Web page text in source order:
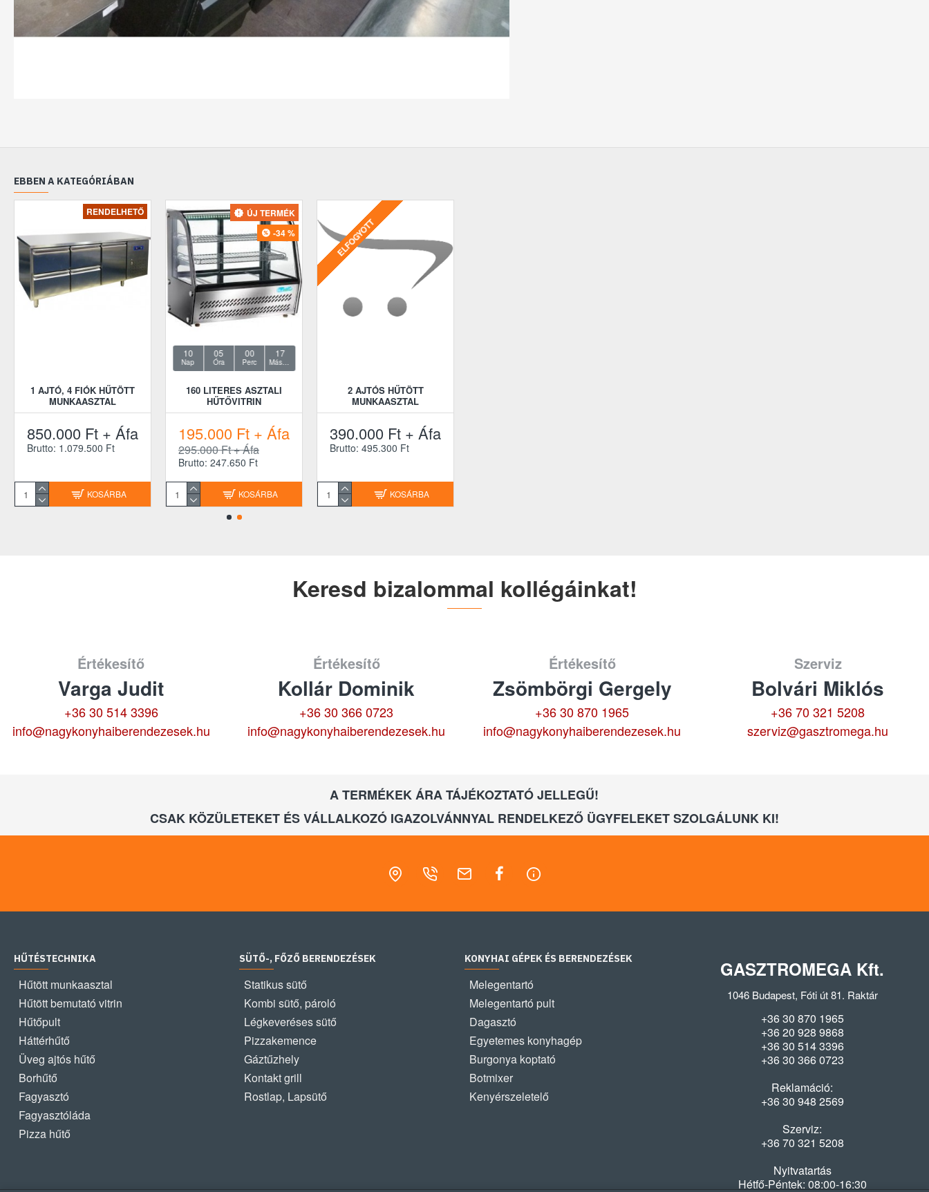
EBBEN A KATEGÓRIÁBAN
RENDELHETŐ
1 AJTÓ, 4 FIÓK HŰTÖTT
MUNKAASZTAL
850.000 Ft + Áfa
Brutto: 1.079.500 Ft
KOSÁRBA
ÚJ TERMÉK
-34 %
10
Nap
05
Óra
00
Perc
15
Másodperc
160 LITERES ASZTALI
HŰTŐVITRIN
195.000 Ft + Áfa
295.000 Ft + Áfa
Brutto: 247.650 Ft
KOSÁRBA
ELFOGYOTT
2 AJTÓS HŰTÖTT
MUNKAASZTAL
390.000 Ft + Áfa
Brutto: 495.300 Ft
KOSÁRBA
Keresd bizalommal kollégáinkat!
Értékesítő
Varga Judit
+36 30 514 3396
info@nagykonyhaiberendezesek.hu
Értékesítő
Kollár Dominik
+36 30 366 0723
info@nagykonyhaiberendezesek.hu
Értékesítő
Zsömbörgi Gergely
+36 30 870 1965
info@nagykonyhaiberendezesek.hu
Szerviz
Bolvári Miklós
+36 70 321 5208
szerviz@gasztromega.hu
A TERMÉKEK ÁRA TÁJÉKOZTATÓ JELLEGŰ!
CSAK KÖZÜLETEKET ÉS VÁLLALKOZÓ IGAZOLVÁNNYAL RENDELKEZŐ ÜGYFELEKET SZOLGÁLUNK KI!
HŰTÉSTECHNIKA
Hűtött munkaasztal
Hűtött bemutató vitrin
Hűtőpult
Háttérhűtő
Üveg ajtós hűtő
Borhűtő
Fagyasztó
Fagyasztóláda
Pizza hűtő
SÜTŐ-, FŐZŐ BERENDEZÉSEK
Statikus sütő
Kombi sütő, pároló
Légkeveréses sütő
Pizzakemence
Gáztűzhely
Kontakt grill
Rostlap, Lapsütő
KONYHAI GÉPEK ÉS BERENDEZÉSEK
Melegentartó
Melegentartó pult
Dagasztó
Egyetemes konyhagép
Burgonya koptató
Botmixer
Kenyérszeletelő
GASZTROMEGA Kft.
1046 Budapest, Fóti út 81. Raktár
+36 30 870 1965
+36 20 928 9868
+36 30 514 3396
+36 30 366 0723
Reklamáció:
+36 30 948 2569
Szerviz:
+36 70 321 5208
Nyitvatartás
Hétfő-Péntek: 08:00-16:30